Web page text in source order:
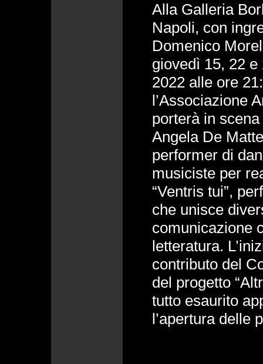
Alla Galleria
Napoli, con
Domenico
giovedì 15, 22
2022 alle ore
l’Associazione
porterà in scena
Angela De
performer di
musiciste per
“Ventris tui”,
che unisce
comunicazione
letteratura.
contributo del
del progetto
tutto esaurito
l’apertura delle